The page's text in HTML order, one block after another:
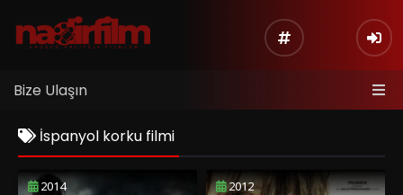
Bize Ulaşın
İspanyol korku filmi
2014 2012